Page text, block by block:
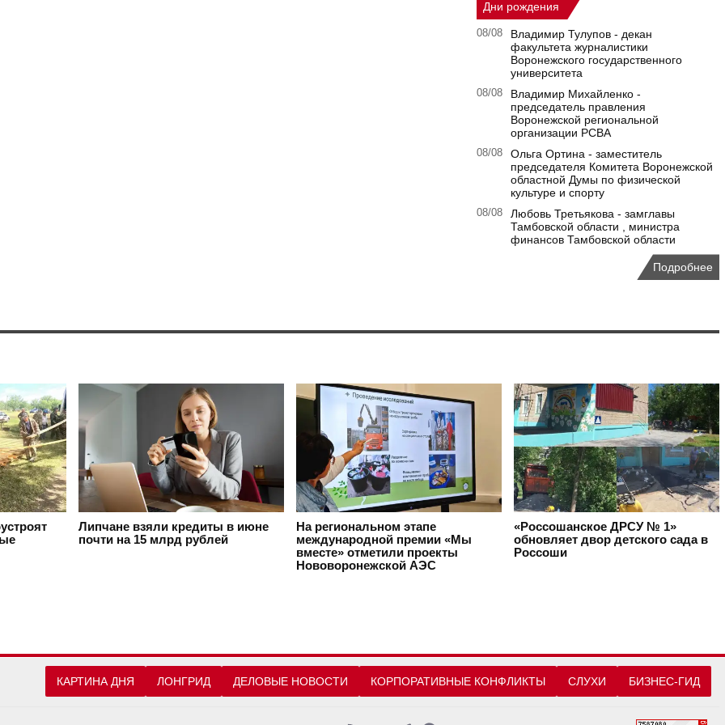
Дни рождения
08/08
Владимир Тулупов - декан
факультета журналистики
Воронежского государственного
университета
08/08
Владимир Михайленко -
председатель правления
Воронежской региональной
организации РСВА
08/08
Ольга Ортина - заместитель
председателя Комитета Воронежской
областной Думы по физической
культуре и спорту
08/08
Любовь Третьякова - замглавы
Тамбовской области , министра
финансов Тамбовской области
Подробнее
Липчане взяли кредиты в июне
почти на 15 млрд рублей
На региональном этапе
международной премии «Мы
вместе» отметили проекты
Нововоронежской АЭС
«Россошанское ДРСУ № 1»
обновляет двор детского сада в
Россоши
КАРТИНА ДНЯ ЛОНГРИД ДЕЛОВЫЕ НОВОСТИ КОРПОРАТИВНЫЕ КОНФЛИКТЫ СЛУХИ БИЗНЕС-ГИД